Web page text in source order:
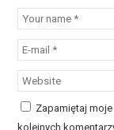
Zapamiętaj
kolejnych